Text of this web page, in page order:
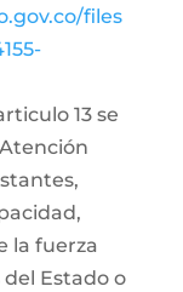
files
13 se
la fuerza
Estado o